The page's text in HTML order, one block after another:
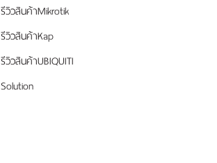
รีวิวสินค้าMikrotik
รีวิวสินค้าKap
รีวิวสินค้าUBIQUITI
Solution